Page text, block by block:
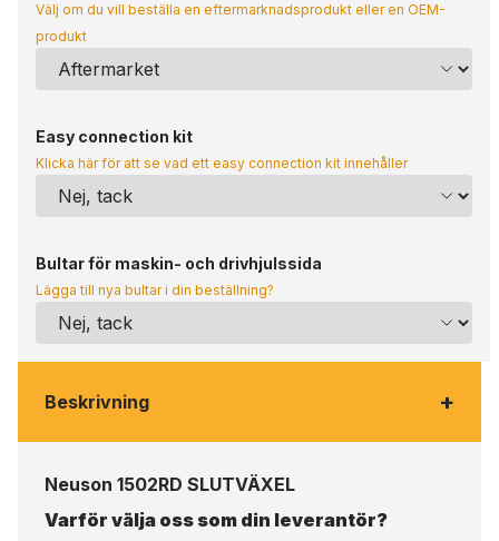
Välj om du vill beställa en eftermarknadsprodukt eller en OEM-
produkt
Easy connection kit
Klicka här för att se vad ett easy connection kit innehåller
Bultar för maskin- och drivhjulssida
Lägga till nya bultar i din beställning?
Beskrivning +
Neuson 1502RD SLUTVÄXEL
Varför välja oss som din leverantör?